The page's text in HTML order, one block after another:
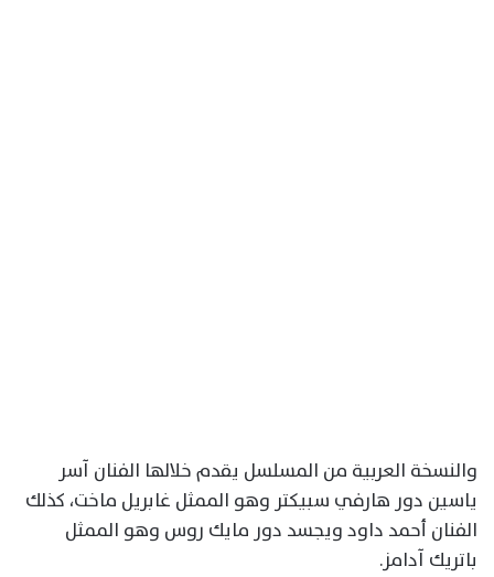
والنسخة العربية من المسلسل يقدم خلالها الفنان آسر
ياسين دور هارفي سبيكتر وهو الممثل غابريل ماخت، كذلك
الفنان أحمد داود ويجسد دور مايك روس وهو الممثل
باتريك آدامز.